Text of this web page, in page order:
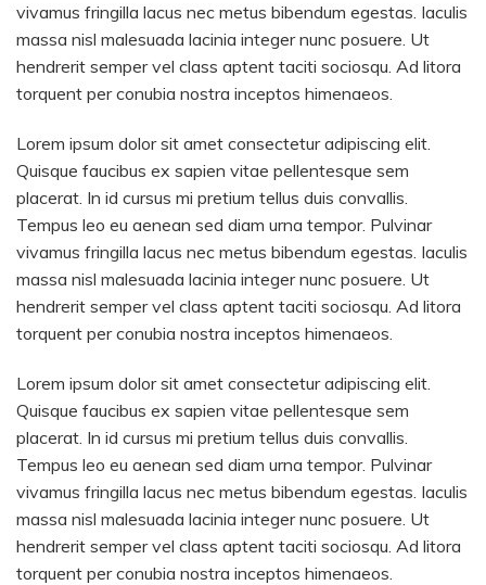
vivamus fringilla lacus nec metus bibendum egestas. Iaculis
massa nisl malesuada lacinia integer nunc posuere. Ut
hendrerit semper vel class aptent taciti sociosqu. Ad litora
torquent per conubia nostra inceptos himenaeos.
Lorem ipsum dolor sit amet consectetur adipiscing elit.
Quisque faucibus ex sapien vitae pellentesque sem
placerat. In id cursus mi pretium tellus duis convallis.
Tempus leo eu aenean sed diam urna tempor. Pulvinar
vivamus fringilla lacus nec metus bibendum egestas. Iaculis
massa nisl malesuada lacinia integer nunc posuere. Ut
hendrerit semper vel class aptent taciti sociosqu. Ad litora
torquent per conubia nostra inceptos himenaeos.
Lorem ipsum dolor sit amet consectetur adipiscing elit.
Quisque faucibus ex sapien vitae pellentesque sem
placerat. In id cursus mi pretium tellus duis convallis.
Tempus leo eu aenean sed diam urna tempor. Pulvinar
vivamus fringilla lacus nec metus bibendum egestas. Iaculis
massa nisl malesuada lacinia integer nunc posuere. Ut
hendrerit semper vel class aptent taciti sociosqu. Ad litora
torquent per conubia nostra inceptos himenaeos.